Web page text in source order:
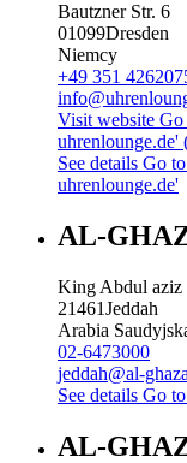
Bautzner Str. 6
01099Dresden
Niemcy
+49 351
Visit website Go
See details Go
uhrenlounge.de'
AL-
King Abdul aziz
21461Jeddah
Arabia
02-6473000
jeddah@al-
See details Go
AL-